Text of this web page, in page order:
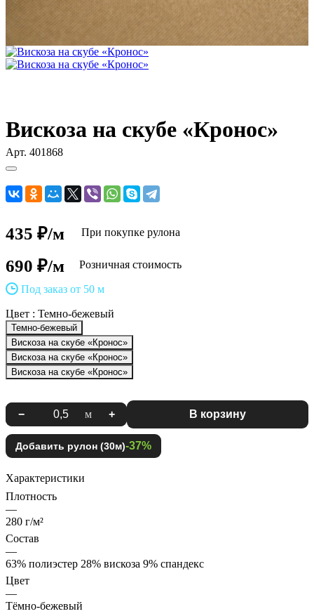
Вискоза на скубе «Кронос»
Арт. 401868
435 ₽/м При покупке рулона
690 ₽/м Розничная стоимость
Под заказ от 50 м
Цвет : Темно-бежевый
Темно-бежевый
Вискоза на скубе «Кронос»
Вискоза на скубе «Кронос»
Вискоза на скубе «Кронос»
− м + В корзину
Добавить рулон (30м)-37%
Характеристики
Плотность
—
280 г/м²
Состав
—
63% полиэстер 28% вискоза 9% спандекс
Цвет
—
Тёмно-бежевый